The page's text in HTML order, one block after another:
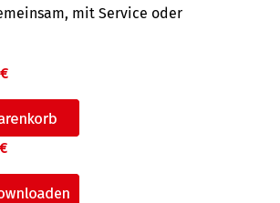
mit Service oder